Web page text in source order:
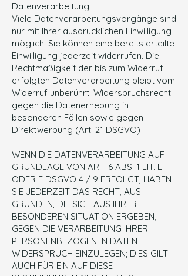
Datenverarbeitung
Viele Datenverarbeitungsvorgänge sind
nur mit Ihrer ausdrücklichen Einwilligung
möglich. Sie können eine bereits erteilte
Einwilligung jederzeit widerrufen. Die
Rechtmäßigkeit der bis zum Widerruf
erfolgten Datenverarbeitung bleibt vom
Widerruf unberührt. Widerspruchsrecht
gegen die Datenerhebung in
besonderen Fällen sowie gegen
Direktwerbung (Art. 21 DSGVO)
WENN DIE DATENVERARBEITUNG AUF
GRUNDLAGE VON ART. 6 ABS. 1 LIT. E
ODER F DSGVO 4 / 9 ERFOLGT, HABEN
SIE JEDERZEIT DAS RECHT, AUS
GRÜNDEN, DIE SICH AUS IHRER
BESONDEREN SITUATION ERGEBEN,
GEGEN DIE VERARBEITUNG IHRER
PERSONENBEZOGENEN DATEN
WIDERSPRUCH EINZULEGEN; DIES GILT
AUCH FÜR EIN AUF DIESE